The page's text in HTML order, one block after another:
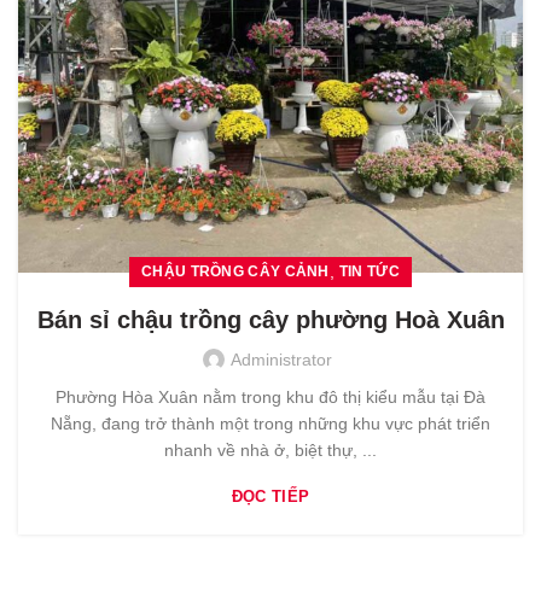
CHẬU TRỒNG CÂY CẢNH TIN TỨC
Bán sỉ chậu trồng cây phường Hoà Xuân
Administrator
Phường Hòa Xuân nằm trong khu đô thị kiểu mẫu tại Đà
Nẵng, đang trở thành một trong những khu vực phát triển
nhanh về nhà ở, biệt thự, ...
ĐỌC TIẾP